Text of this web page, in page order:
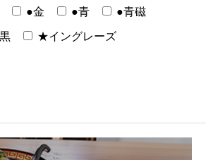
●金 ●青 ●青磁
★イングレーズ